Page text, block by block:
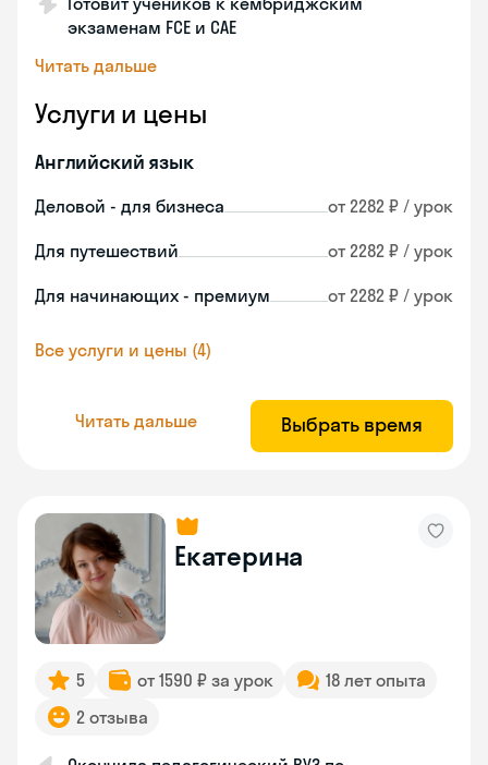
экзаменам FCE и CAE
Читать дальше
Услуги и цены
Английский язык
Деловой - для бизнеса от 2282 ₽ / урок
Для путешествий от 2282 ₽ / урок
Для начинающих - премиум от 2282 ₽ / урок
Все услуги и цены (4)
Читать дальше Выбрать время
Екатерина
5 от 1590 ₽ за урок
18 лет опыта
2 отзыва